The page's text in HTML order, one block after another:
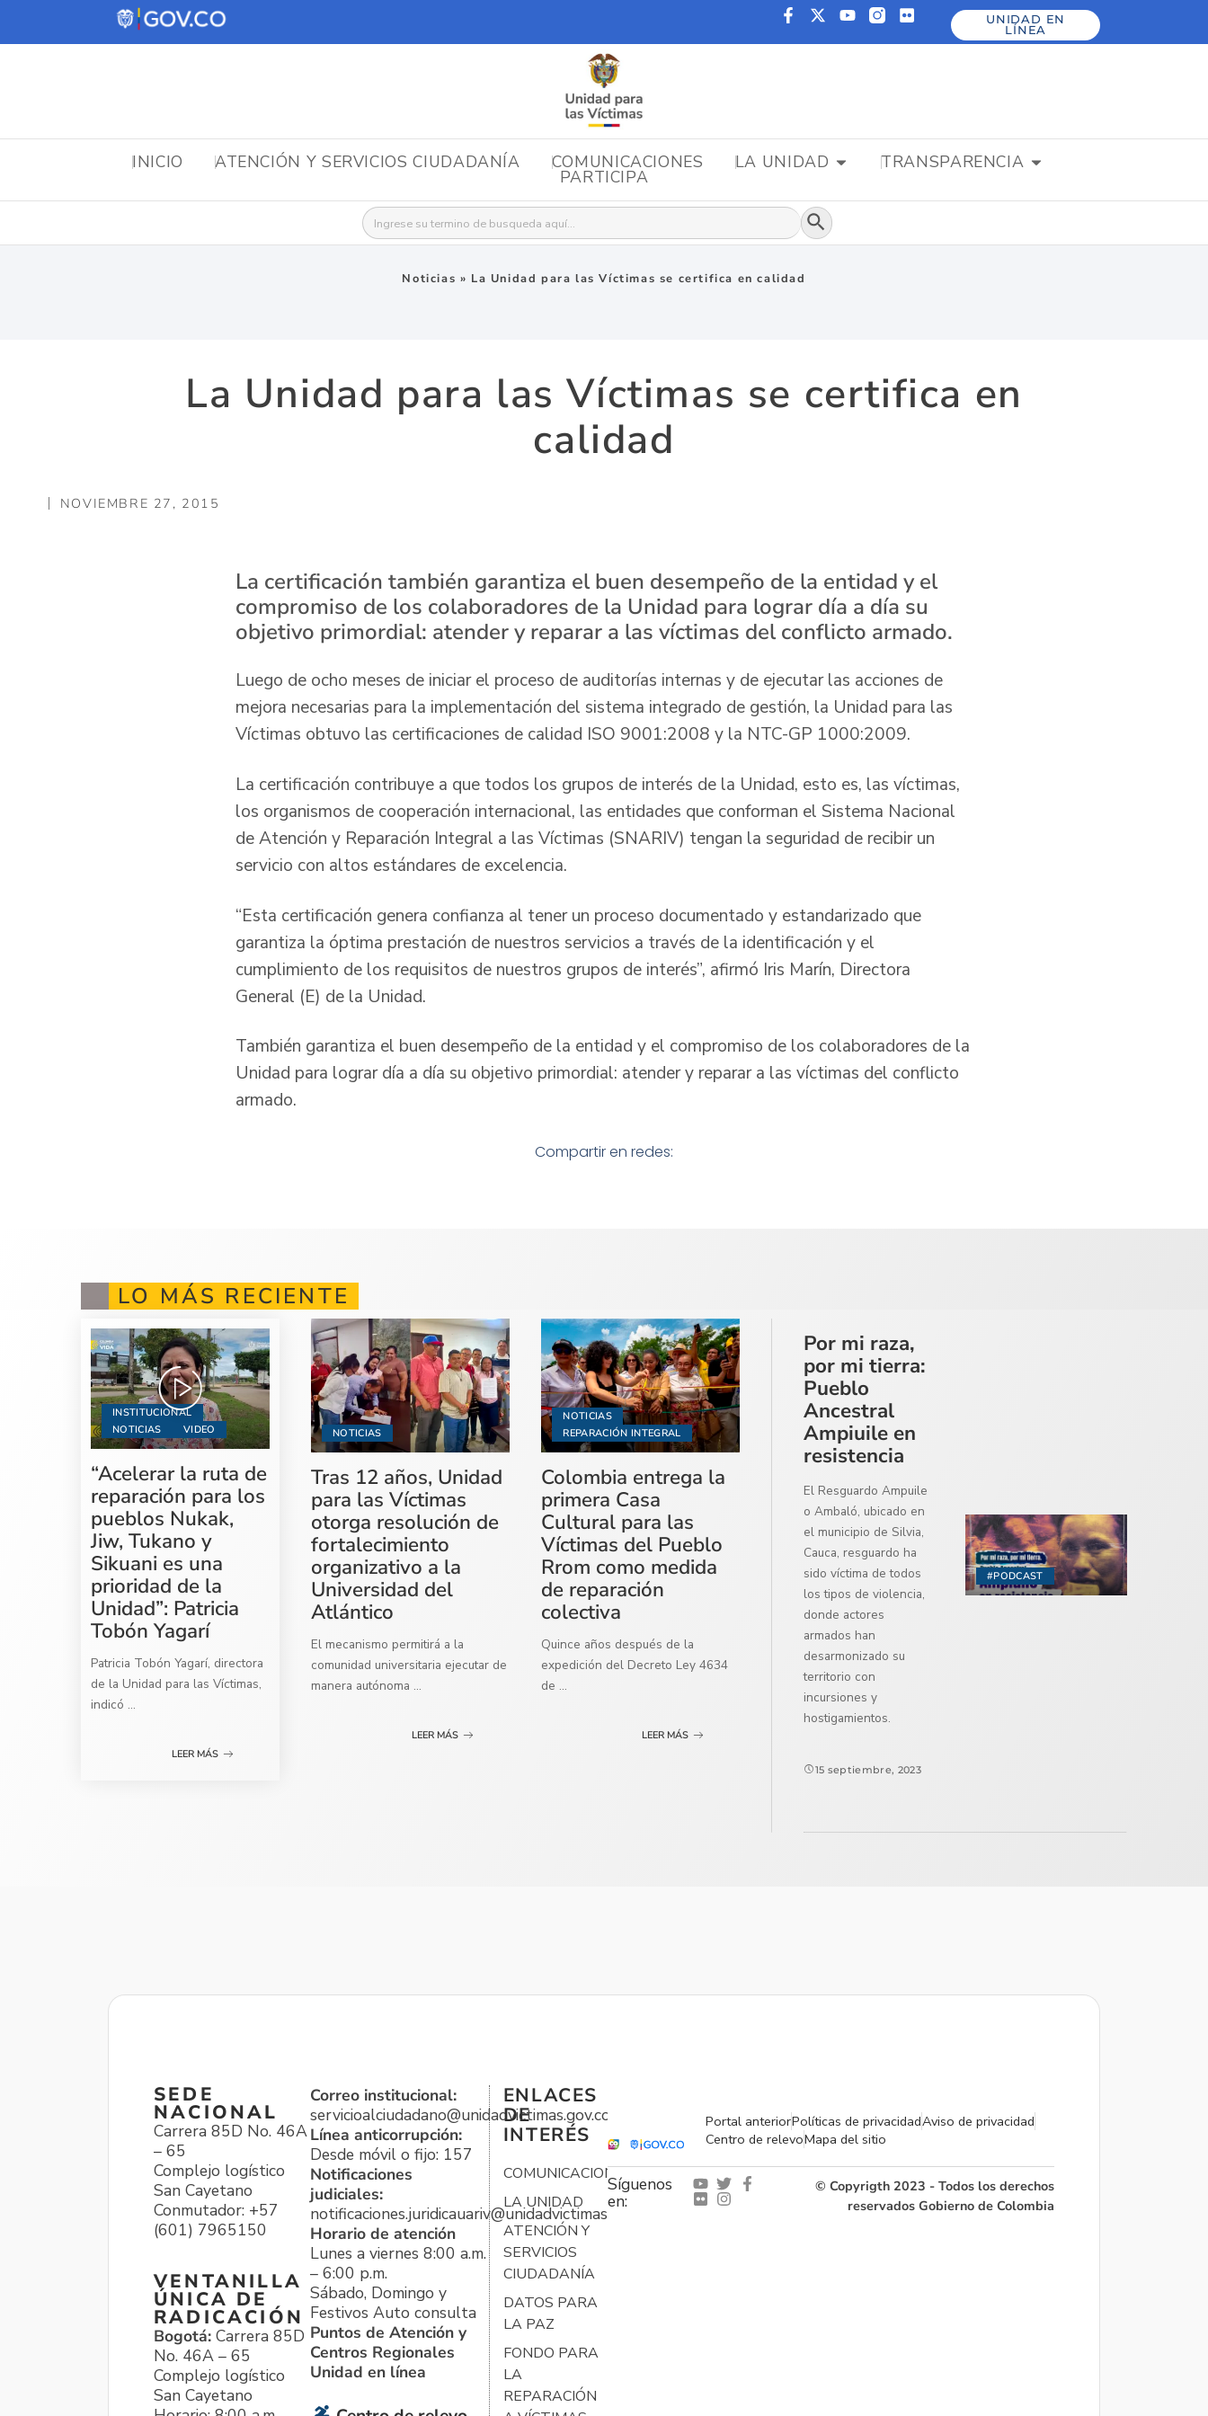
UNIDAD EN
LÍNEA
INICIO ATENCIÓN Y SERVICIOS CIUDADANÍA COMUNICACIONES LA UNIDAD TRANSPARENCIA
PARTICIPA
Buscar: Botón de búsqueda
Noticias » La Unidad para las Víctimas se certifica en calidad
La Unidad para las Víctimas se certifica en
calidad
NOVIEMBRE 27, 2015
La certificación también garantiza el buen desempeño de la entidad y el
compromiso de los colaboradores de la Unidad para lograr día a día su
objetivo primordial: atender y reparar a las víctimas del conflicto armado.
Luego de ocho meses de iniciar el proceso de auditorías internas y de ejecutar las acciones de
mejora necesarias para la implementación del sistema integrado de gestión, la Unidad para las
Víctimas obtuvo las certificaciones de calidad ISO 9001:2008 y la NTC-GP 1000:2009.
La certificación contribuye a que todos los grupos de interés de la Unidad, esto es, las víctimas,
los organismos de cooperación internacional, las entidades que conforman el Sistema Nacional
de Atención y Reparación Integral a las Víctimas (SNARIV) tengan la seguridad de recibir un
servicio con altos estándares de excelencia.
“Esta certificación genera confianza al tener un proceso documentado y estandarizado que
garantiza la óptima prestación de nuestros servicios a través de la identificación y el
cumplimiento de los requisitos de nuestros grupos de interés”, afirmó Iris Marín, Directora
General (E) de la Unidad.
También garantiza el buen desempeño de la entidad y el compromiso de los colaboradores de la
Unidad para lograr día a día su objetivo primordial: atender y reparar a las víctimas del conflicto
armado.
Compartir en redes:
LO MÁS RECIENTE
INSTITUCIONAL
NOTICIAS
VIDEO
“Acelerar la ruta de
reparación para los
pueblos Nukak,
Jiw, Tukano y
Sikuani es una
prioridad de la
Unidad”: Patricia
Tobón Yagarí
Patricia Tobón Yagarí, directora
de la Unidad para las Víctimas,
indicó ...
LEER MÁS
NOTICIAS
Tras 12 años, Unidad
para las Víctimas
otorga resolución de
fortalecimiento
organizativo a la
Universidad del
Atlántico
El mecanismo permitirá a la
comunidad universitaria ejecutar de
manera autónoma ...
LEER MÁS
NOTICIAS
REPARACIÓN INTEGRAL
Colombia entrega la
primera Casa
Cultural para las
Víctimas del Pueblo
Rrom como medida
de reparación
colectiva
Quince años después de la
expedición del Decreto Ley 4634
de ...
LEER MÁS
#PODCAST
Por mi raza,
por mi tierra:
Pueblo
Ancestral
Ampiuile en
resistencia
El Resguardo Ampuile
o Ambaló, ubicado en
el municipio de Silvia,
Cauca, resguardo ha
sido víctima de todos
los tipos de violencia,
donde actores
armados han
desarmonizado su
territorio con
incursiones y
hostigamientos.
15 septiembre, 2023
SEDE
NACIONAL
Carrera 85D No. 46A
– 65
Complejo logístico
San Cayetano
Conmutador: +57
(601) 7965150
VENTANILLA
ÚNICA DE
RADICACIÓN
Bogotá: Carrera 85D
No. 46A – 65
Complejo logístico
San Cayetano
Correo institucional:
servicioalciudadano@unidadvictimas.gov.co
Línea anticorrupción:
Desde móvil o fijo: 157
Notificaciones
judiciales:
notificaciones.juridicauariv@unidadvictimas.gov.co
Horario de atención
Lunes a viernes 8:00 a.m.
– 6:00 p.m.
Sábado, Domingo y
Festivos Auto consulta
Puntos de Atención y
Centros Regionales
Unidad en línea
ENLACES
DE
INTERÉS
COMUNICACIONES
LA UNIDAD
ATENCIÓN Y
SERVICIOS
CIUDADANÍA
DATOS PARA
LA PAZ
FONDO PARA
LA
REPARACIÓN
Portal anteriorPolíticas de privacidadAviso de privacidad
Centro de relevoMapa del sitio
Síguenos
en:
© Copyrigth 2023 - Todos los derechos
reservados Gobierno de Colombia